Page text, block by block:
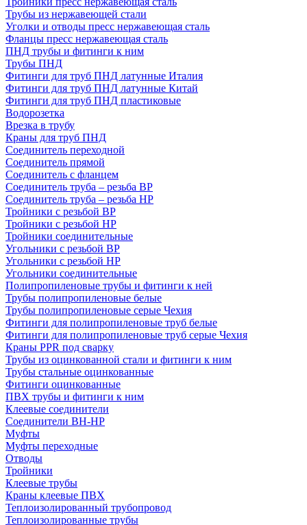
Трубы из нержавеющей стали
Уголки и отводы пресс нержавеющая сталь
Фланцы пресс нержавеющая сталь
ПНД трубы и фитинги к ним
Трубы ПНД
Фитинги для труб ПНД латунные Италия
Фитинги для труб ПНД латунные Китай
Фитинги для труб ПНД пластиковые
Водорозетка
Врезка в трубу
Краны для труб ПНД
Соединитель переходной
Соединитель прямой
Соединитель с фланцем
Соединитель труба – резьба ВР
Соединитель труба – резьба НР
Тройники с резьбой ВР
Тройники с резьбой НР
Тройники соединительные
Угольники с резьбой ВР
Угольники с резьбой НР
Угольники соединительные
Полипропиленовые трубы и фитинги к ней
Трубы полипропиленовые белые
Трубы полипропиленовые серые Чехия
Фитинги для полипропиленовые труб белые
Фитинги для полипропиленовые труб серые Чехия
Краны PPR под сварку
Трубы из оцинкованной стали и фитинги к ним
Трубы стальные оцинкованные
Фитинги оцинкованные
ПВХ трубы и фитинги к ним
Клеевые соединители
Соединители ВН-НР
Муфты
Муфты переходные
Отводы
Тройники
Клеевые трубы
Краны клеевые ПВХ
Теплоизолированный трубопровод
Теплоизолированные трубы